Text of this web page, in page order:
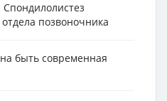
Cпондилолистез
позвоночника
быть современная